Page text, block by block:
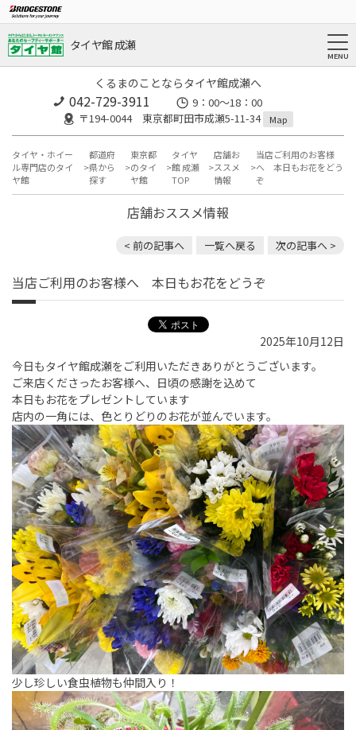
タイヤ館 成瀬
くるまのことならタイヤ館成瀬へ
042-729-3911
9：00～18：00
〒194-0044 東京都町田市成瀬5-11-34
Map
タイヤ・ホイー
ル専門店のタイ
ヤ館
都道府
県から
探す
東京都
のタイ
ヤ館
タイヤ
館 成瀬
TOP
店舗お
ススメ
情報
当店ご利用のお客様
へ 本日もお花をどう
ぞ
店舗おススメ情報
< 前の記事へ 一覧へ戻る 次の記事へ >
当店ご利用のお客様へ 本日もお花をどうぞ
2025年10月12日
今日もタイヤ館成瀬をご利用いただきありがとうございます。
ご来店くださったお客様へ、日頃の感謝を込めて
本日もお花をプレゼントしています
店内の一角には、色とりどりのお花が並んでいます。
少し珍しい食虫植物も仲間入り！